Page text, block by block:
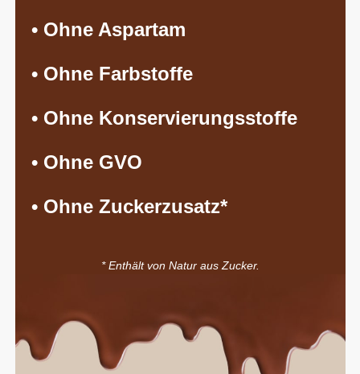
• Ohne Aspartam
• Ohne Farbstoffe
• Ohne Konservierungsstoffe
• Ohne GVO
• Ohne Zuckerzusatz*
* Enthält von Natur aus Zucker.